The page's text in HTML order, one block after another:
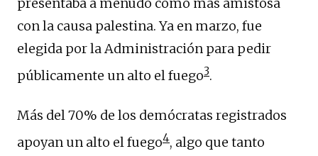
presentaba a menudo como más amistosa
con la causa palestina. Ya en marzo, fue
elegida por la Administración para pedir
públicamente un alto el fuego3.
Más del 70% de los demócratas registrados
apoyan un alto el fuego4, algo que tanto